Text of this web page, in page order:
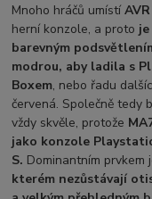
Mnoho hráčů umístí
herní konzole, a proto
barevným
modrou, aby ladila s
Boxem, nebo řadu
červená. Společně tedy
vždy skvěle, protože
jako konzole
S. Dominantním prvkem
kterém nezůstávají